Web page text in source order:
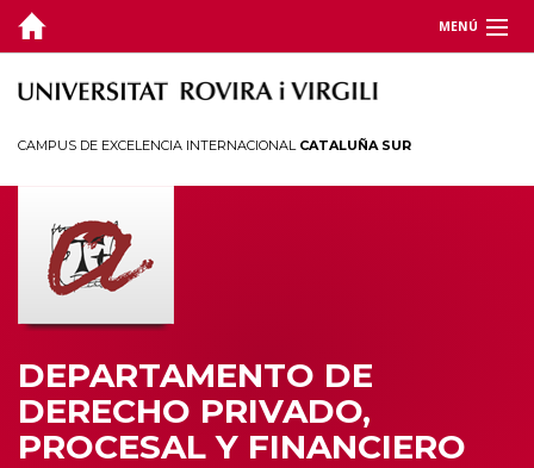
MENÚ
DEPARTAMENTO
INVESTIGACIÓN
JORNADAS Y CONGRESOS
TERRITORIO
CAMPUS DE EXCELENCIA INTERNACIONAL CATALUÑA SUR
DEPARTAMENTO DE
DERECHO PRIVADO,
PROCESAL Y FINANCIERO